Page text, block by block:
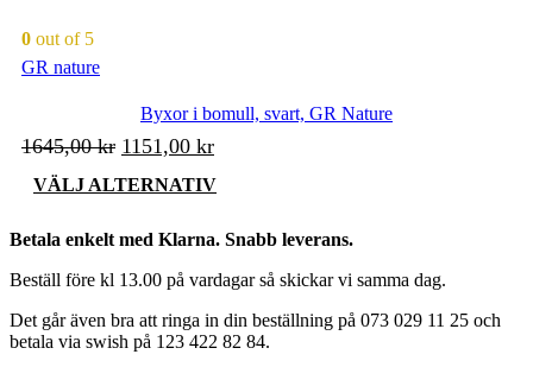
kan
0 out of 5
GR nature
Byxor i bomull, svart, GR Nature
1645,00kr Det
ursprungliga
var:
1151,00 krDet
nuvarande
är:
VÄLJ ALTERNATIV
har
varianter.
De
olika
alternativen
Betala enkelt med Klarna. Snabb leverans.
Beställ före kl 13.00 på vardagar så skickar vi samma dag.
Det går även bra att ringa in din beställning på 073 029 11 25 och
betala via swish på 123 422 82 84.